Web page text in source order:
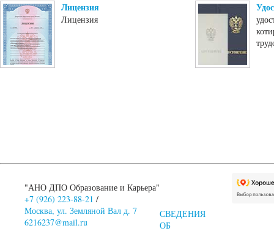
Лицензия
Лицензия
"АНО ДПО Образование и Карьера"
+7 (926) 223-88-21 /
Москва, ул. Земляной Вал д. 7
6216237@mail.ru
СВЕДЕНИЯ
ОБ